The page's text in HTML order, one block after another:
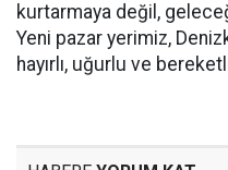
kurtarmaya değil,
Yeni pazar yerimiz,
hayırlı, uğurlu ve